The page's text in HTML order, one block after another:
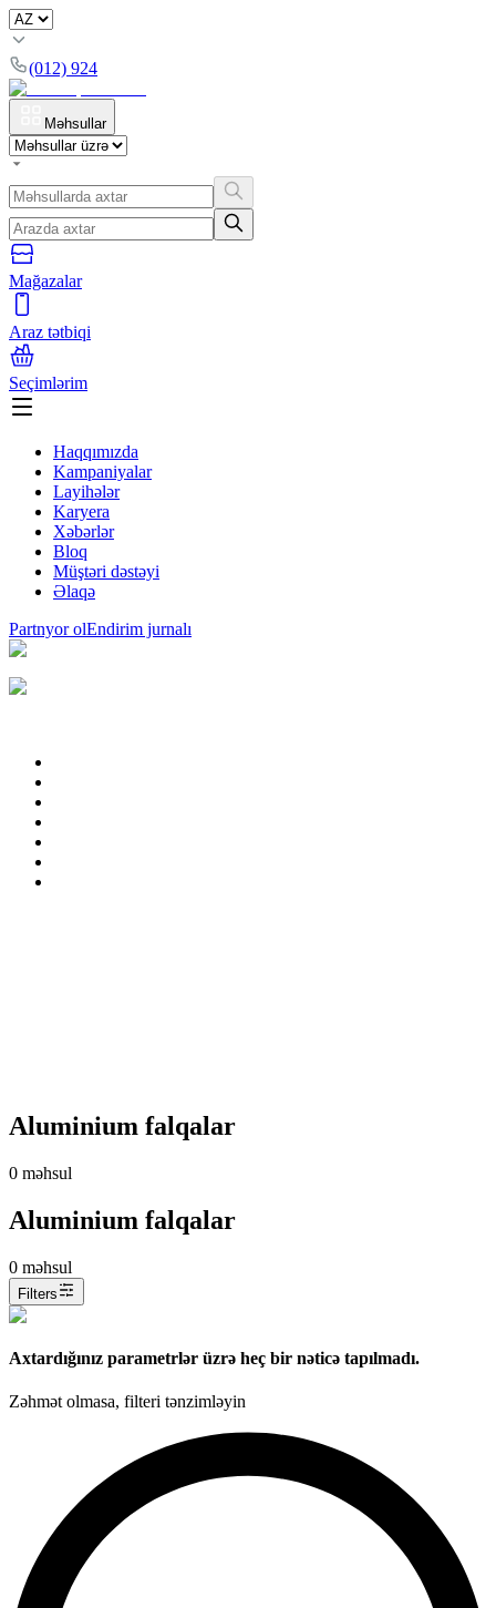
(012) 924
Məhsullar
Mağazalar
Araz tətbiqi
Seçimlərim
Haqqımızda
Kampaniyalar
Layihələr
Karyera
Xəbərlər
Bloq
Müştəri dəstəyi
Əlaqə
Partnyor olEndirim jurnalı
Aluminium falqalar
0 məhsul
Aluminium falqalar
0 məhsul
Filters
Axtardığınız parametrlər üzrə heç bir nəticə tapılmadı.
Zəhmət olmasa, filteri tənzimləyin